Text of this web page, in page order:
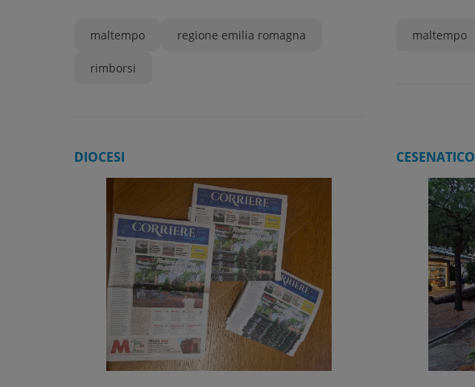
maltempo regione emilia romagna
rimborsi
maltempo
DIOCESI CESENATICO